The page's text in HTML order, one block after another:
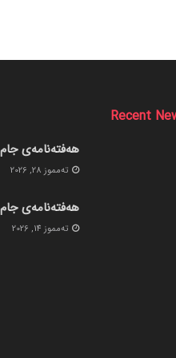
Recent
هەفتەنامەی جام
ته‌مموز 28, 2026
هەفتەنامەی جام
ته‌مموز 14, 2026